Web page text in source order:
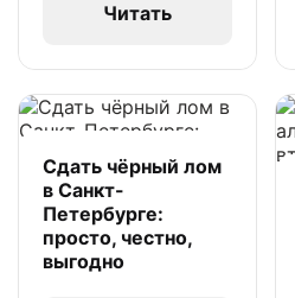
Читать
Сдать чёрный лом
в Санкт-
Петербурге:
просто, честно,
выгодно